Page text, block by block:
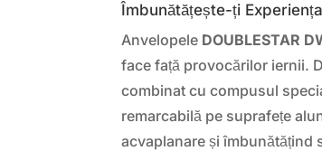
Îmbunătățește-ți
Anvelopele DOUBLESTAR
face față provocărilor iernii.
combinat cu compusul
remarcabilă pe suprafețe
acvaplanare și îmbunătățind